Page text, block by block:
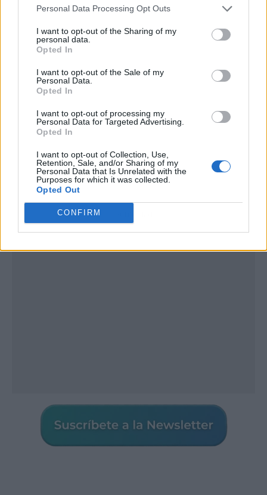
Personal Data Processing Opt Outs
I want to opt-out of the Sharing of my
personal data.
Opted In
I want to opt-out of the Sale of my
Personal Data.
Opted In
I want to opt-out of processing my
Personal Data for Targeted Advertising.
Opted In
I want to opt-out of Collection, Use,
Retention, Sale, and/or Sharing of my
Personal Data that Is Unrelated with the
Purposes for which it was collected.
Opted Out
CONFIRM